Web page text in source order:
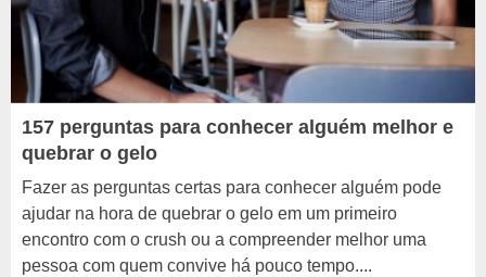
157 perguntas para conhecer alguém melhor e
quebrar o gelo
Fazer as perguntas certas para conhecer alguém pode
ajudar na hora de quebrar o gelo em um primeiro
encontro com o crush ou a compreender melhor uma
pessoa com quem convive há pouco tempo....